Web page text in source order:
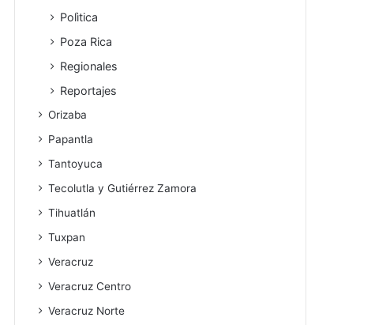
Polìtica
Poza Rica
Regionales
Reportajes
Orizaba
Papantla
Tantoyuca
Tecolutla y Gutiérrez Zamora
Tihuatlán
Tuxpan
Veracruz
Veracruz Centro
Veracruz Norte